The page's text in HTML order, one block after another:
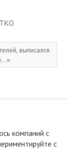
выписался
компаний с
с